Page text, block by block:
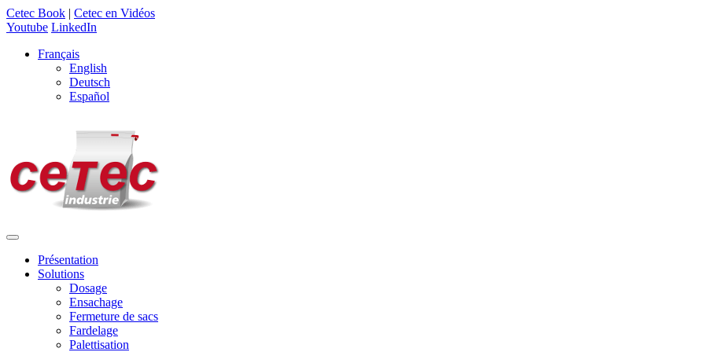
Cetec Book | Cetec en Vidéos
Youtube LinkedIn
Français
English
Deutsch
Español
Présentation
Solutions
Dosage
Ensachage
Fermeture de sacs
Fardelage
Palettisation